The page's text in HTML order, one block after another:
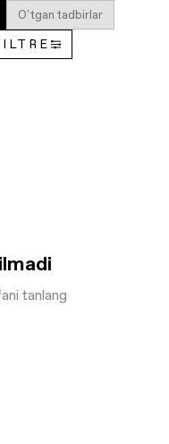
O'tgan tadbirlar
tanlang